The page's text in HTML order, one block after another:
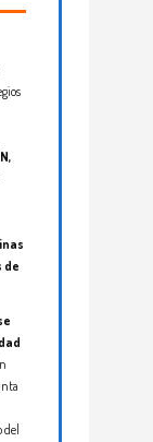
de